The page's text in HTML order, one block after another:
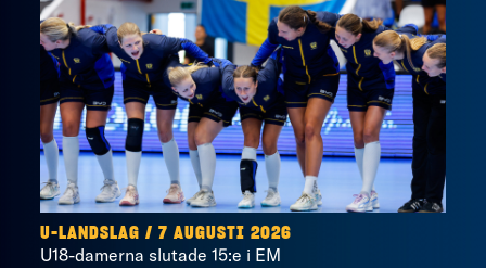
U-LANDSLAG / 7 AUGUSTI 2026
U18-damerna slutade 15:e i EM